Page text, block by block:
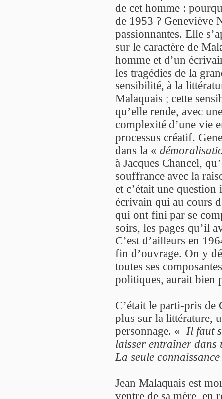
de cet homme :
de 1953 ? Geneviève
passionnantes. Elle
sur le caractère de
homme et d’un
les tragédies de la
sensibilité, à la
Malaquais ; cette
qu’elle rende, avec
complexité d’une vie
processus créatif.
dans la «
à Jacques Chancel,
souffrance avec la
et c’était une
écrivain qui au cours
qui ont fini par se
soirs, les pages qu’il
C’est d’ailleurs en
fin d’ouvrage. On y
toutes ses
politiques, aurait bien
C’était le parti-pris de
plus sur la littérature,
personnage. « Il faut
laisser entraîner
La seule
Jean Malaquais est
ventre de sa mère, en